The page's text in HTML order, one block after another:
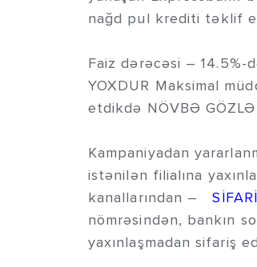
nağd pul krediti təklif
Faiz dərəcəsi – 14.5%-
YOXDUR Maksimal
etdikdə NÖVBƏ
Kampaniyadan
istənilən filialına
kanallarından –
nömrəsindən, bankın
yaxınlaşmadan sifariş